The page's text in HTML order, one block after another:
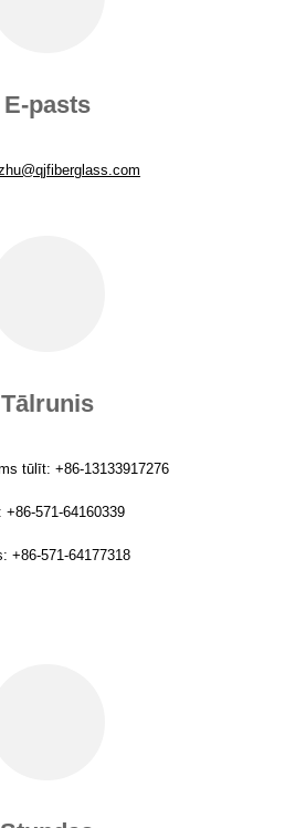
E-pasts
Tālrunis
tūlīt: +86-13133917276
+86-571-64160339
+86-571-64177318